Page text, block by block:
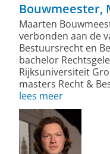
Bouwmeester,
Maarten
verbonden aan de
Bestuursrecht en
bachelor
Rijksuniversiteit
masters Recht &
lees meer